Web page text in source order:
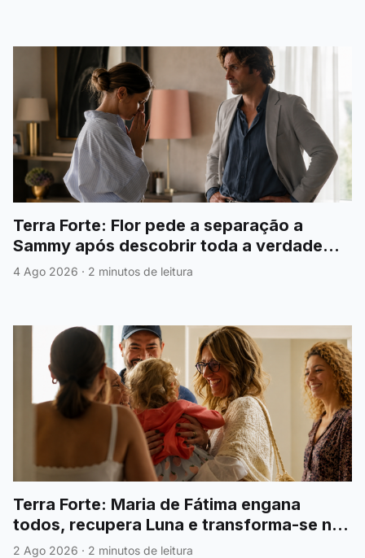
Terra Forte: Flor pede a separação a
Sammy após descobrir toda a verdade
sobre António
4 Ago 2026 · 2 minutos de leitura
Terra Forte: Maria de Fátima engana
todos, recupera Luna e transforma-se na
grande heroína
2 Ago 2026 · 2 minutos de leitura